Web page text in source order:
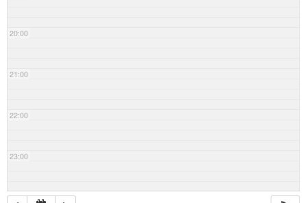
20:00
21:00
22:00
23:00